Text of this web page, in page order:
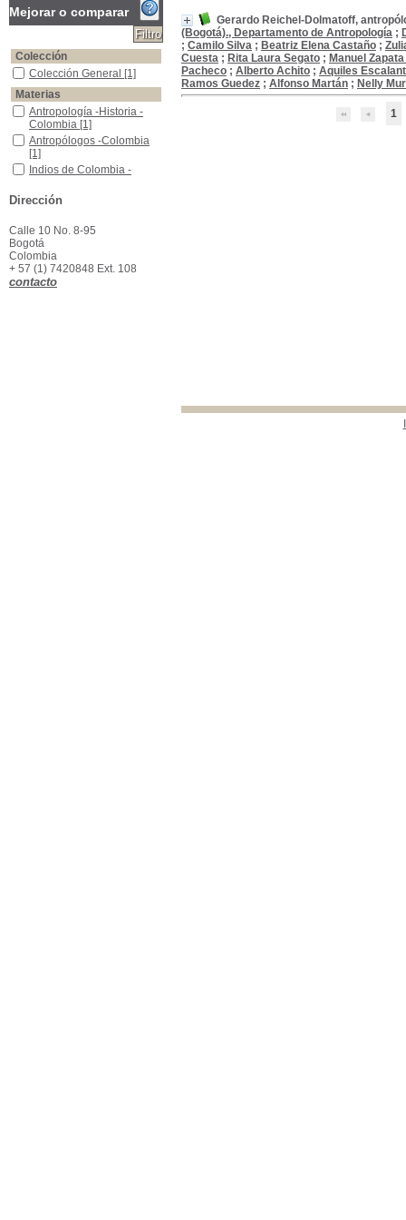
Gerardo Reichel-Dolmatoff,
(Bogotá)., Departamento de Antropología ;
; Camilo Silva ; Beatriz Elena Castaño ;
Cuesta ; Rita Laura Segato ; Manuel
Pacheco ; Alberto Achito ; Aquiles
Ramos Guedez ; Alfonso Martán ; Nelly
1
Mejorar o comparar
Colección
Colección General
Colección General [1]
Materias
Antropología -Historia -Colombia
Antropología -Historia -
Colombia [1]
Antropólogos -Colombia
Antropólogos -Colombia
[1]
Indios de Colombia -Fotografias
Indios de Colombia -
Dirección
Calle 10 No. 8-95
Bogotá
Colombia
+ 57 (1) 7420848 Ext. 108
contacto